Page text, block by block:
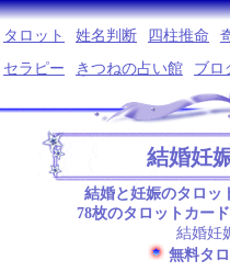
タロット
姓名判断 四柱推命
セラピー
きつねの占い館 ブロ
結婚妊
結婚と妊娠のタロッ
78枚のタロットカー
結婚妊
無料タ